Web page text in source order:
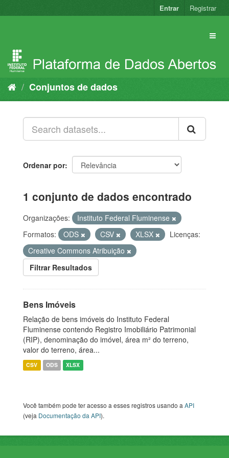
para
Entrar Registrar
Conjuntos de dados
Ordenar por
1 conjunto de dados encontrado
Organizações:
Instituto Federal Fluminense
Formatos:
ODS CSV XLSX
Licenças:
Creative Commons Atribuição
Filtrar Resultados
Bens Imóveis
Relação de bens imóveis do Instituto Federal
Fluminense contendo Registro Imobiliário Patrimonial
(RIP), denominação do imóvel, área m² do terreno,
valor do terreno, área...
CSV ODS XLSX
Você também pode ter acesso a esses registros usando aAPI
(veja Documentação da API).